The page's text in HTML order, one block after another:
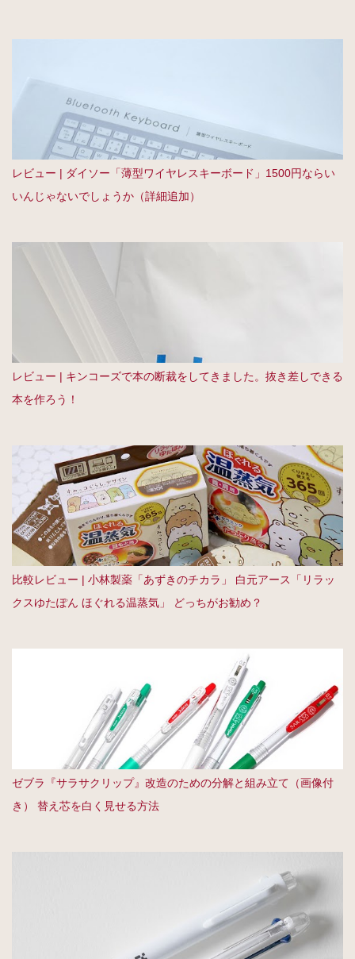
レビュー | ダイソー「薄型ワイヤレスキーボード」1500円ならい
いんじゃないでしょうか（詳細追加）
レビュー | キンコーズで本の断裁をしてきました。抜き差しできる
本を作ろう！
比較レビュー | 小林製薬「あずきのチカラ」 白元アース「リラッ
クスゆたぽん ほぐれる温蒸気」 どっちがお勧め？
ゼブラ『サラサクリップ』改造のための分解と組み立て（画像付
き） 替え芯を白く見せる方法